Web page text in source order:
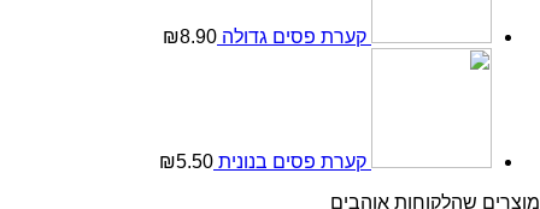
קערת פסים גדולה ₪8.90
קערת פסים בנונית ₪5.50
מוצרים שהלקוחות אוהבים